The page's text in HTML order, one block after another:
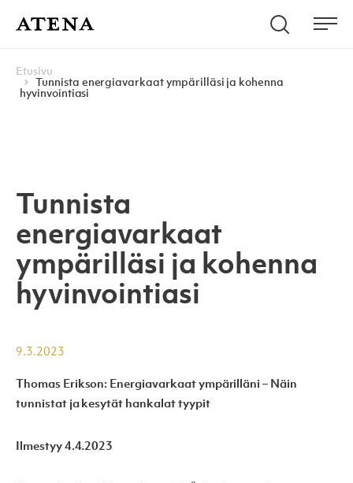
Atena Kustannus Hae
Navigoi
Etusivu
Tunnista energiavarkaat ympärilläsi ja kohenna
hyvinvointiasi
Tunnista
energiavarkaat
ympärilläsi ja kohenna
hyvinvointiasi
9.3.2023
Thomas Erikson: Energiavarkaat ympärilläni – Näin
tunnistat ja kesytät hankalat tyypit
Ilmestyy 4.4.2023